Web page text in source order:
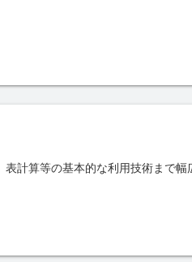
計算等の基本的な利用技術まで